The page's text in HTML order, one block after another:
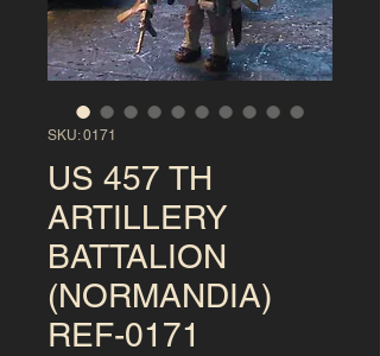
SKU: 0171
US 457 TH
ARTILLERY
BATTALION
(NORMANDIA)
REF-0171